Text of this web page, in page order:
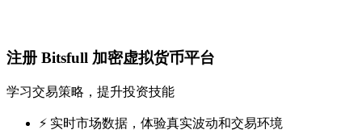
注册 Bitsfull 加密虚拟货币平台
学习交易策略，提升投资技能
⚡️ 实时市场数据，体验真实波动和交易环境